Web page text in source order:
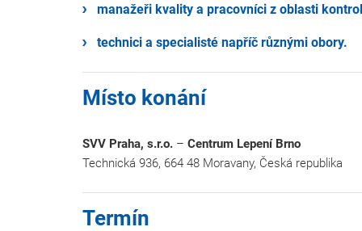
manažeři kvality a pracovníci z oblasti
technici a specialisté napříč různými obory.
Místo konání
SVV Praha, s.r.o. – Centrum Lepení Brno
Technická 936, 664 48 Moravany, Česká republika
Termín